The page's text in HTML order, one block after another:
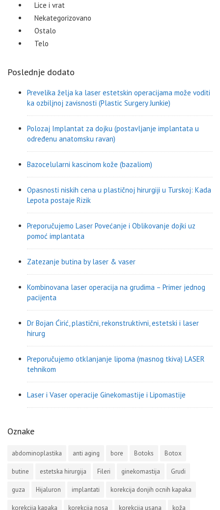
Lice i vrat
Nekategorizovano
Ostalo
Telo
Poslednje dodato
Prevelika želja ka laser estetskin operacijama može voditi
ka ozbiljnoj zavisnosti (Plastic Surgery Junkie)
Polozaj Implantat za dojku (postavljanje implantata u
određenu anatomsku ravan)
Bazocelularni kascinom kože (bazaliom)
Opasnosti niskih cena u plastičnoj hirurgiji u Turskoj: Kada
Lepota postaje Rizik
Preporučujemo Laser Povećanje i Oblikovanje dojki uz
pomoć implantata
Zatezanje butina by laser & vaser
Kombinovana laser operacija na grudima – Primer jednog
pacijenta
Dr Bojan Ćirić, plastični, rekonstruktivni, estetski i laser
hirurg
Preporučujemo otklanjanje lipoma (masnog tkiva) LASER
tehnikom
Laser i Vaser operacije Ginekomastije i Lipomastije
Oznake
abdominoplastika anti aging bore Botoks Botox
butine estetska hirurgija Fileri ginekomastija Grudi
guza Hijaluron implantati korekcija donjih ocnih kapaka
korekcija kapaka korekcija nosa korekcija usana koža